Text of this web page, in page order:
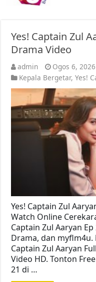
Yes! Captain Zul
Drama Video
admin
Ogos 6, 2026
Kepala Bergetar,Yes!
Yes! Captain Zul
Watch Online
Captain Zul Aaryan
Drama, dan myflm4u.
Captain Zul Aaryan
Video HD. Tonton
21 di …